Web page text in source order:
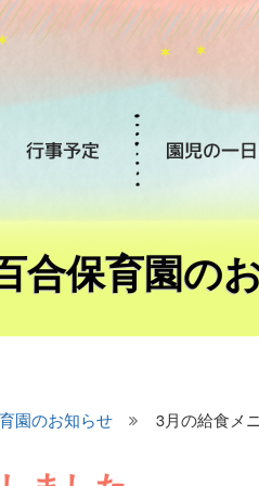
合保育園の
園のお知らせ 3月の給食メ